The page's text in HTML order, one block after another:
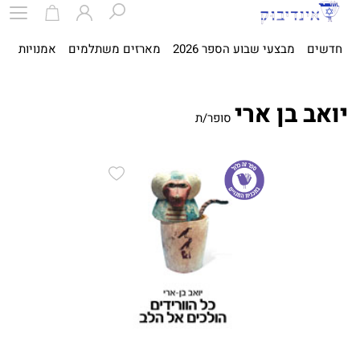
חדשים מבצעי שבוע הספר 2026 מארזים משתלמים אמנויות
יואב בן ארי סופר/ת